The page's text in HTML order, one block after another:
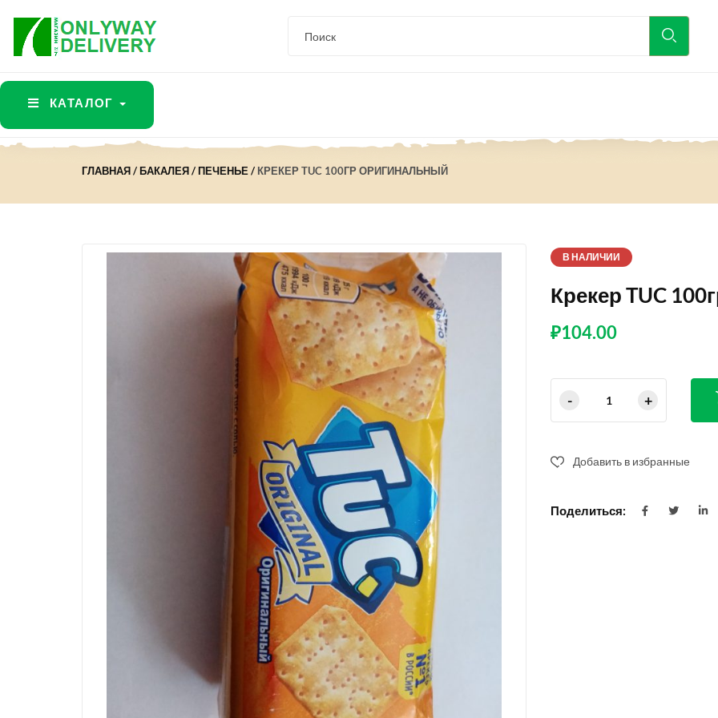
КАТАЛОГ
ГЛАВНАЯ БАКАЛЕЯ ПЕЧЕНЬЕ КРЕКЕР TUC 100ГР ОРИГИНАЛЬНЫЙ
В НАЛИЧИИ
Крекер TUC
₽104.00
Добавить в избранные
Поделиться: